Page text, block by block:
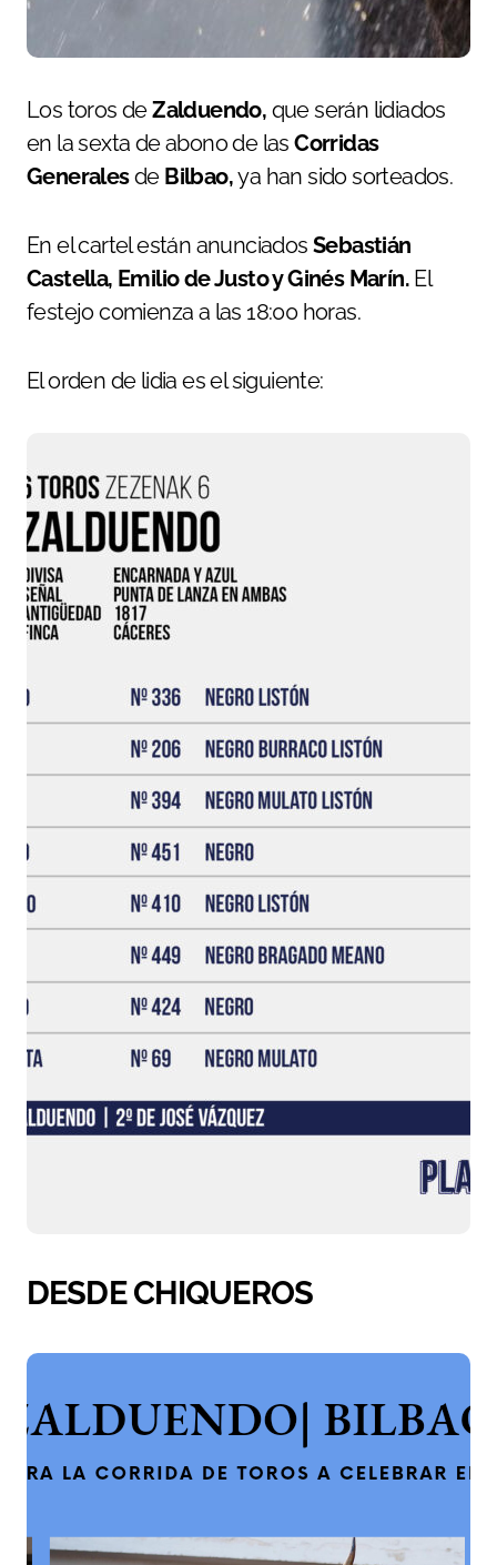
Los toros deZalduendo, que serán lidiados
en la sexta de abono de lasCorridas
Generalesde Bilbao,ya han sido sorteados.
En el cartel están anunciados Sebastián
Castella, Emilio de Justo y Ginés Marín. El
festejo comienza a las 18:00 horas.
El orden de lidia es el siguiente:
DESDE CHIQUEROS